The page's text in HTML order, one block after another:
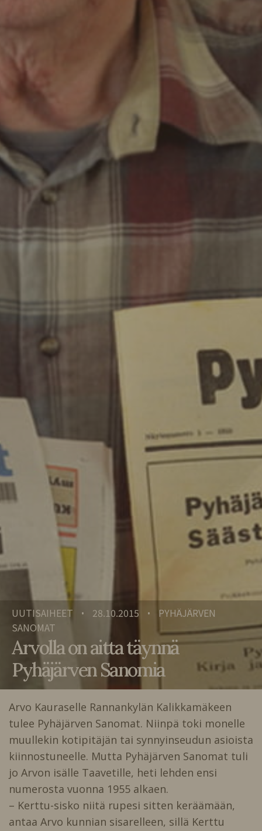
UUTISAIHEET • 28.10.2015 •
PYHÄJÄRVEN
SANOMAT
Arvolla on aitta täynnä
Pyhäjärven Sanomia
Arvo Kauraselle Rannankylän Kalikkamäkeen
tulee Pyhäjärven Sanomat. Niinpä toki monelle
muullekin kotipitäjän tai synnyinseudun asioista
kiinnostuneelle. Mutta Pyhäjärven Sanomat tuli
jo Arvon isälle Taavetille, heti lehden ensi
numerosta vuonna 1955 alkaen.
– Kerttu-sisko niitä rupesi sitten keräämään,
antaa Arvo kunnian sisarelleen, sillä Kerttu